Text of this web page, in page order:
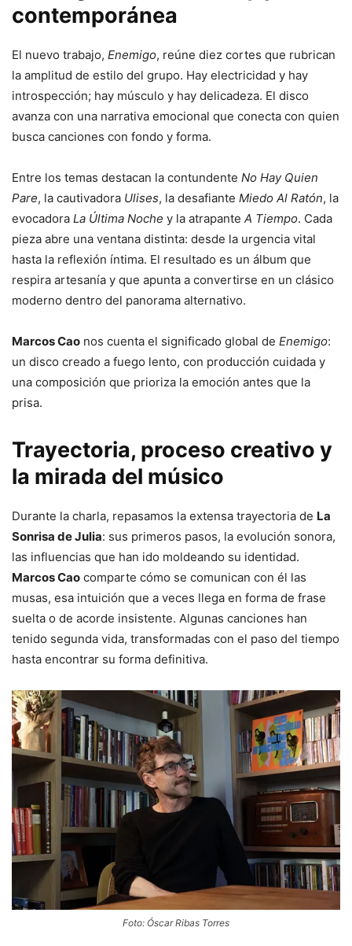
contemporánea
El nuevo trabajo, Enemigo, reúne diez cortes que rubrican
la amplitud de estilo del grupo. Hay electricidad y hay
introspección; hay músculo y hay delicadeza. El disco
avanza con una narrativa emocional que conecta con quien
busca canciones con fondo y forma.
Entre los temas destacan la contundente No Hay Quien
Pare, la cautivadora Ulises, la desafiante Miedo Al Ratón, la
evocadora La Última Noche y la atrapante A Tiempo. Cada
pieza abre una ventana distinta: desde la urgencia vital
hasta la reflexión íntima. El resultado es un álbum que
respira artesanía y que apunta a convertirse en un clásico
moderno dentro del panorama alternativo.
Marcos Cao nos cuenta el significado global de Enemigo:
un disco creado a fuego lento, con producción cuidada y
una composición que prioriza la emoción antes que la
prisa.
Trayectoria, proceso creativo y
la mirada del músico
Durante la charla, repasamos la extensa trayectoria de La
Sonrisa de Julia: sus primeros pasos, la evolución sonora,
las influencias que han ido moldeando su identidad.
Marcos Cao comparte cómo se comunican con él las
musas, esa intuición que a veces llega en forma de frase
suelta o de acorde insistente. Algunas canciones han
tenido segunda vida, transformadas con el paso del tiempo
hasta encontrar su forma definitiva.
Foto: Óscar Ribas Torres